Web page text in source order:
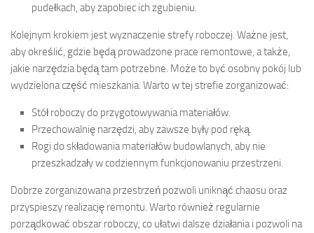
pudełkach, aby zapobiec ich zgubieniu.
Kolejnym krokiem jest wyznaczenie strefy roboczej. Ważne jest,
aby określić, gdzie będą prowadzone prace remontowe, a także,
jakie narzędzia będą tam potrzebne. Może to być osobny pokój lub
wydzielona część mieszkania. Warto w tej strefie zorganizować:
Stół roboczy do przygotowywania materiałów.
Przechowalnię narzędzi, aby zawsze były pod ręką.
Rogi do składowania materiałów budowlanych, aby nie
przeszkadzały w codziennym funkcjonowaniu przestrzeni.
Dobrze zorganizowana przestrzeń pozwoli uniknąć chaosu oraz
przyspieszy realizację remontu. Warto również regularnie
porządkować obszar roboczy, co ułatwi dalsze działania i pozwoli na